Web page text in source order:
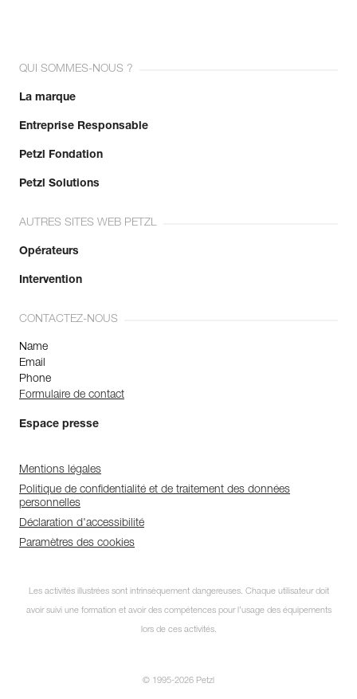
QUI SOMMES-NOUS ?
La marque
Entreprise Responsable
Petzl Fondation
Petzl Solutions
AUTRES SITES WEB PETZL
Opérateurs
Intervention
CONTACTEZ-NOUS
Name
Email
Phone
Formulaire de contact
Espace presse
Mentions légales
Politique de confidentialité et de traitement des données
personnelles
Déclaration d'accessibilité
Paramètres des cookies
Les activités illustrées sont intrinsèquement dangereuses. Chaque utilisateur doit
avoir suivi une formation et avoir des compétences pour l’usage des équipements
lors de ces activités.
© 1995-2026 Petzl